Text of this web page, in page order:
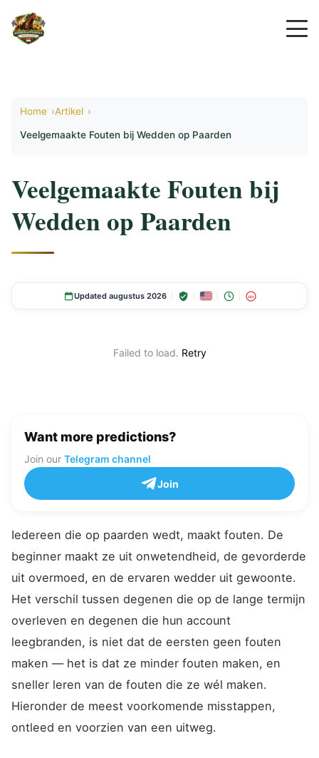
Home Artikel
Veelgemaakte Fouten bij Wedden op Paarden
Veelgemaakte Fouten bij
Wedden op Paarden
Updated augustus 2026 18+
Failed to load. Retry
Want more predictions?
Join our Telegram channel
Join
Iedereen die op paarden wedt, maakt fouten. De
beginner maakt ze uit onwetendheid, de gevorderde
uit overmoed, en de ervaren wedder uit gewoonte.
Het verschil tussen degenen die op de lange termijn
overleven en degenen die hun account
leegbranden, is niet dat de eersten geen fouten
maken — het is dat ze minder fouten maken, en
sneller leren van de fouten die ze wél maken.
Hieronder de meest voorkomende misstappen,
ontleed en voorzien van een uitweg.